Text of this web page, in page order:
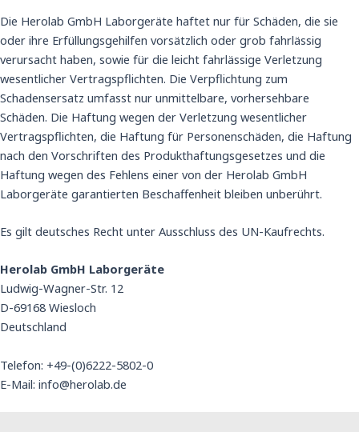
Die Herolab GmbH Laborgeräte haftet nur für Schäden, die sie
oder ihre Erfüllungsgehilfen vorsätzlich oder grob fahrlässig
verursacht haben, sowie für die leicht fahrlässige Verletzung
wesentlicher Vertragspflichten. Die Verpflichtung zum
Schadensersatz umfasst nur unmittelbare, vorhersehbare
Schäden. Die Haftung wegen der Verletzung wesentlicher
Vertragspflichten, die Haftung für Personenschäden, die Haftung
nach den Vorschriften des Produkthaftungsgesetzes und die
Haftung wegen des Fehlens einer von der Herolab GmbH
Laborgeräte garantierten Beschaffenheit bleiben unberührt.
Es gilt deutsches Recht unter Ausschluss des UN-Kaufrechts.
Herolab GmbH Laborgeräte
Ludwig-Wagner-Str. 12
D-69168 Wiesloch
Deutschland
Telefon: +49-(0)6222-5802-0
E-Mail: info@herolab.de